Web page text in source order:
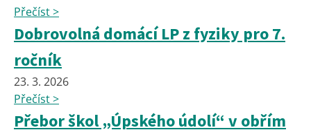
Přečíst >
Dobrovolná domácí LP z fyziky pro 7.
ročník
23. 3. 2026
Přečíst >
Přebor škol „Úpského údolí“ v obřím